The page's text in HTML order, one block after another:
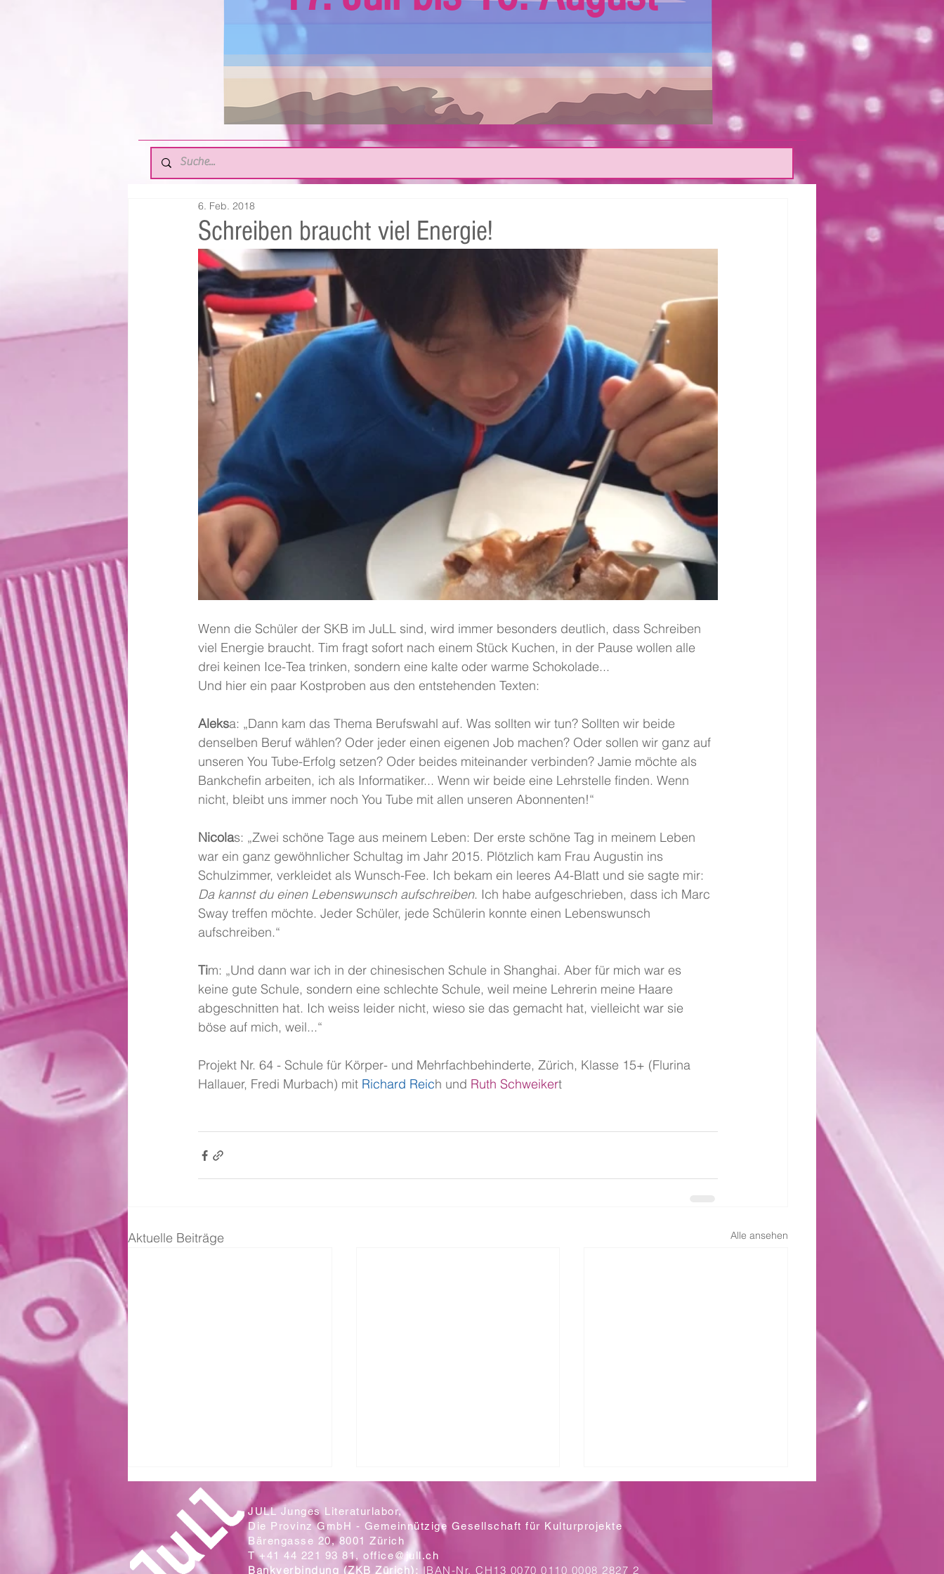
Schreiben braucht viel Energie!
6. Feb. 2018
Wenn die Schüler der SKB im JuLL sind, wird immer besonders deutlich, dass Schreiben
viel Energie braucht. Tim fragt sofort nach einem Stück Kuchen, in der Pause wollen alle
drei keinen Ice-Tea trinken, sondern eine kalte oder warme Schokolade...
Und hier ein paar Kostproben aus den entstehenden Texten:
Aleksa: „Dann kam das Thema Berufswahl auf. Was sollten wir tun? Sollten wir beide
denselben Beruf wählen? Oder jeder einen eigenen Job machen? Oder sollen wir ganz auf
unseren You Tube-Erfolg setzen? Oder beides miteinander verbinden? Jamie möchte als
Bankchefin arbeiten, ich als Informatiker... Wenn wir beide eine Lehrstelle finden. Wenn
nicht, bleibt uns immer noch You Tube mit allen unseren Abonnenten!“
Nicolas: „Zwei schöne Tage aus meinem Leben: Der erste schöne Tag in meinem Leben
war ein ganz gewöhnlicher Schultag im Jahr 2015. Plötzlich kam Frau Augustin ins
Schulzimmer, verkleidet als Wunsch-Fee. Ich bekam ein leeres A4-Blatt und sie sagte mir:
Da kannst du einen Lebenswunsch aufschreiben. Ich habe aufgeschrieben, dass ich Marc
Sway treffen möchte. Jeder Schüler, jede Schülerin konnte einen Lebenswunsch
aufschreiben.“
Tim: „Und dann war ich in der chinesischen Schule in Shanghai. Aber für mich war es
keine gute Schule, sondern eine schlechte Schule, weil meine Lehrerin meine Haare
abgeschnitten hat. Ich weiss leider nicht, wieso sie das gemacht hat, vielleicht war sie
böse auf mich, weil...“
Projekt Nr. 64 - Schule für Körper- und Mehrfachbehinderte, Zürich, Klasse 15+ (Flurina
Hallauer, Fredi Murbach) mit Richard Reich und Ruth Schweikert
Aktuelle Beiträge Alle ansehen
Mit letzter Kraft
JULL Junges Literaturlabor,
Die Provinz GmbH - Gemeinnützige Gesellschaft für Kulturprojekte
Bärengasse 20, 8001 Zürich
T +41 44 221 93 81, office@jull.ch
Bankverbindung (ZKB Zürich):IBAN-Nr. CH13 0070 0110 0008 2827 2